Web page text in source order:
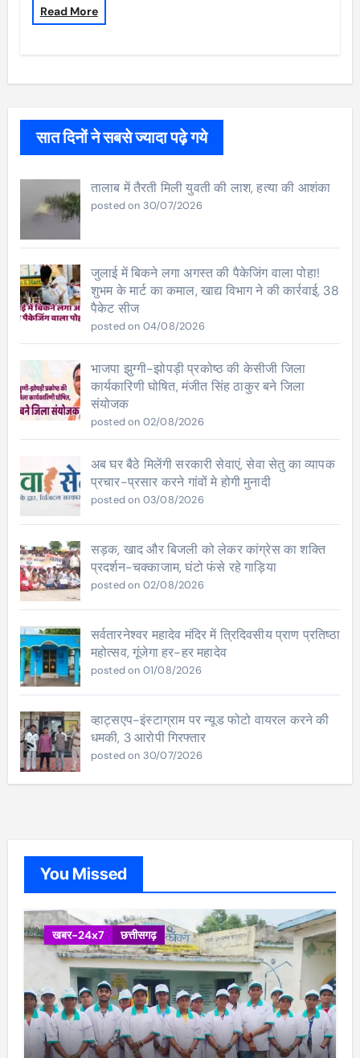
Read More
सात दिनों ने सबसे ज्यादा पढ़े गये
तालाब में तैरती मिली युवती की लाश, हत्या की आशंका
posted on 30/07/2026
जुलाई में बिकने लगा अगस्त की पैकेजिंग वाला पोहा!
शुभम के मार्ट का कमाल, खाद्य विभाग ने की कार्रवाई, 38
पैकेट सीज
posted on 04/08/2026
भाजपा झुग्गी-झोपड़ी प्रकोष्ठ की केसीजी जिला
कार्यकारिणी घोषित, मंजीत सिंह ठाकुर बने जिला
संयोजक
posted on 02/08/2026
अब घर बैठे मिलेंगी सरकारी सेवाएं, सेवा सेतु का व्यापक
प्रचार-प्रसार करने गांवों मे होगी मुनादी
posted on 03/08/2026
सड़क, खाद और बिजली को लेकर कांग्रेस का शक्ति
प्रदर्शन-चक्काजाम, घंटो फंसे रहे गाड़िया
posted on 02/08/2026
सर्वतारनेश्वर महादेव मंदिर में त्रिदिवसीय प्राण प्रतिष्ठा
महोत्सव, गूंजेगा हर-हर महादेव
posted on 01/08/2026
व्हाट्सएप-इंस्टाग्राम पर न्यूड फोटो वायरल करने की
धमकी, 3 आरोपी गिरफ्तार
posted on 30/07/2026
You Missed
खबर-24x7 छत्तीसगढ़